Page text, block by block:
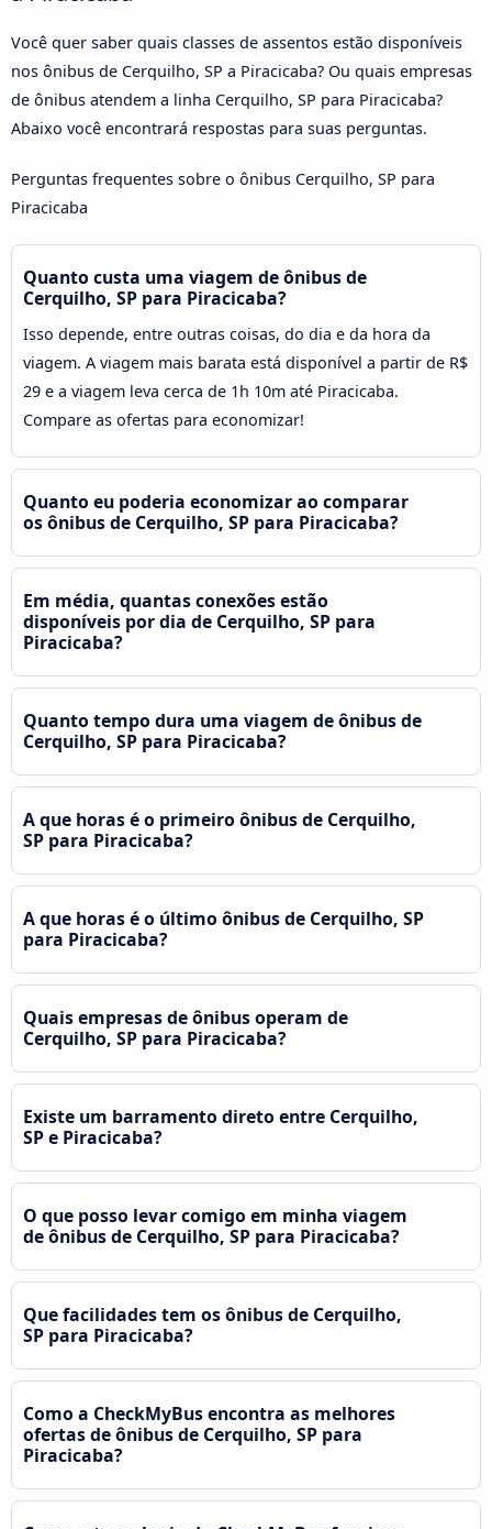
Você quer saber quais classes de assentos estão disponíveis
nos ônibus de Cerquilho, SP a Piracicaba? Ou quais empresas
de ônibus atendem a linha Cerquilho, SP para Piracicaba?
Abaixo você encontrará respostas para suas perguntas.
Perguntas frequentes sobre o ônibus Cerquilho, SP para
Piracicaba
Quanto custa uma viagem de ônibus de
Cerquilho, SP para Piracicaba?
Isso depende, entre outras coisas, do dia e da hora da
viagem. A viagem mais barata está disponível a partir de R$
29 e a viagem leva cerca de 1h 10m até Piracicaba.
Compare as ofertas para economizar!
Quanto eu poderia economizar ao comparar
os ônibus de Cerquilho, SP para Piracicaba?
Em média, quantas conexões estão
disponíveis por dia de Cerquilho, SP para
Piracicaba?
Quanto tempo dura uma viagem de ônibus de
Cerquilho, SP para Piracicaba?
A que horas é o primeiro ônibus de Cerquilho,
SP para Piracicaba?
A que horas é o último ônibus de Cerquilho, SP
para Piracicaba?
Quais empresas de ônibus operam de
Cerquilho, SP para Piracicaba?
Existe um barramento direto entre Cerquilho,
SP e Piracicaba?
O que posso levar comigo em minha viagem
de ônibus de Cerquilho, SP para Piracicaba?
Que facilidades tem os ônibus de Cerquilho,
SP para Piracicaba?
Como a CheckMyBus encontra as melhores
ofertas de ônibus de Cerquilho, SP para
Piracicaba?